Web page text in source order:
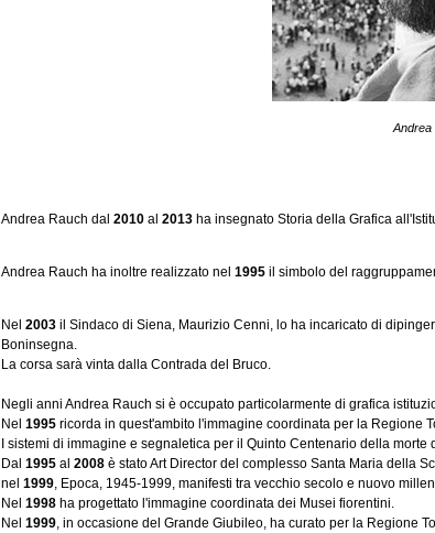
Andrea Rauch dal 2010 al 2013 ha insegnato Storia della Grafica
Andrea Rauch ha inoltre realizzato nel 1995 il simbolo del
Nel 2003 il Sindaco di Siena, Maurizio Cenni, lo ha incaricato di
Boninsegna.
La corsa sarà vinta dalla Contrada del Bruco.
Negli anni Andrea Rauch si è occupato particolarmente di grafica
Nel 1995 ricorda in quest'ambito l'immagine coordinata per la Regione
I sistemi di immagine e segnaletica per il Quinto Centenario della morte
Dal 1995 al 2008 è stato Art Director del complesso Santa Maria della
nel 1999, Epoca, 1945-1999, manifesti tra vecchio secolo e nuovo
Nel 1998 ha progettato l'immagine coordinata dei Musei fiorentini.
Nel 1999, in occasione del Grande Giubileo, ha curato per la Regione